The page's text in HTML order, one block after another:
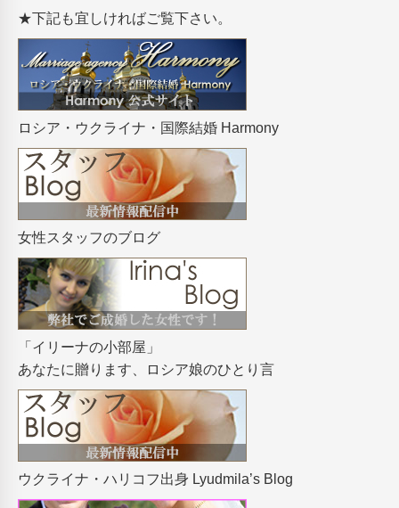
★下記も宜しければご覧下さい。
ロシア・ウクライナ・国際結婚 Harmony
女性スタッフのブログ
「イリーナの小部屋」
あなたに贈ります、ロシア娘のひとり言
ウクライナ・ハリコフ出身 Lyudmila’s Blog